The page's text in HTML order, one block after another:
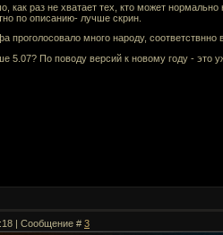
как раз не хватает тех, кто может
по описанию- лучше скрин.
проголосовало много народу,
5.07? По поводу версий к новому году - это
| Сообщение # 3